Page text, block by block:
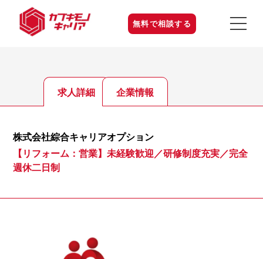
無料で相談する
求人詳細 企業情報
株式会社綜合キャリアオプション
【リフォーム：営業】未経験歓迎／研修制度充実／完全
週休二日制